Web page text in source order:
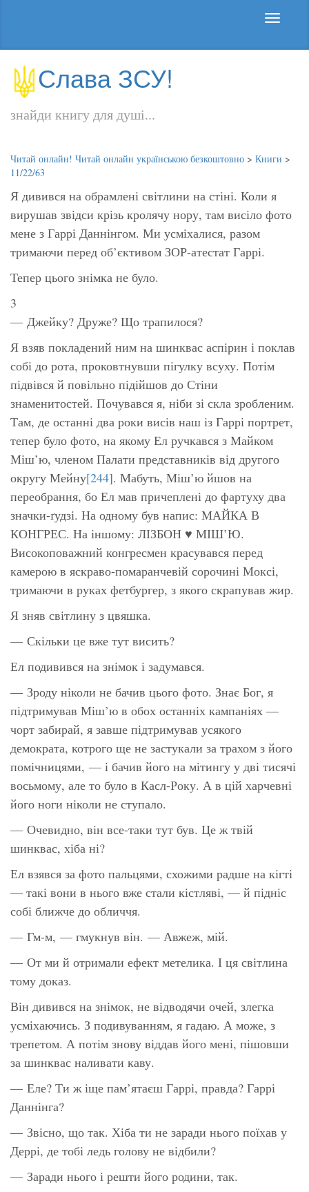
Слава ЗСУ!
знайди книгу для душі...
Читай онлайн! Читай онлайн українською безкоштовно > Книги >
11/22/63
Я дивився на обрамлені світлини на стіні. Коли я
вирушав звідси крізь кролячу нору, там висіло фото
мене з Гаррі Даннінгом. Ми усміхалися, разом
тримаючи перед об’єктивом ЗОР-атестат Гаррі.
Тепер цього знімка не було.
3
— Джейку? Друже? Що трапилося?
Я взяв покладений ним на шинквас аспірин і поклав
собі до рота, проковтнувши пігулку всуху. Потім
підвівся й повільно підійшов до Стіни
знаменитостей. Почувався я, ніби зі скла зробленим.
Там, де останні два роки висів наш із Гаррі портрет,
тепер було фото, на якому Ел ручкався з Майком
Міш’ю, членом Палати представників від другого
округу Мейну[244]. Мабуть, Міш’ю йшов на
переобрання, бо Ел мав причеплені до фартуху два
значки-ґудзі. На одному був напис: МАЙКА В
КОНГРЕС. На іншому: ЛІЗБОН ♥ МІШ’Ю.
Високоповажний конгресмен красувався перед
камерою в яскраво-помаранчевій сорочині Моксі,
тримаючи в руках фетбургер, з якого скрапував жир.
Я зняв світлину з цвяшка.
— Скільки це вже тут висить?
Ел подивився на знімок і задумався.
— Зроду ніколи не бачив цього фото. Знає Бог, я
підтримував Міш’ю в обох останніх кампаніях —
чорт забирай, я завше підтримував усякого
демократа, котрого ще не застукали за трахом з його
помічницями, — і бачив його на мітингу у дві тисячі
восьмому, але то було в Касл-Року. А в цій харчевні
його ноги ніколи не ступало.
— Очевидно, він все-таки тут був. Це ж твій
шинквас, хіба ні?
Ел взявся за фото пальцями, схожими радше на кігті
— такі вони в нього вже стали кістляві, — й підніс
собі ближче до обличчя.
— Гм-м, — гмукнув він. — Авжеж, мій.
— От ми й отримали ефект метелика. І ця світлина
тому доказ.
Він дивився на знімок, не відводячи очей, злегка
усміхаючись. З подивуванням, я гадаю. А може, з
трепетом. А потім знову віддав його мені, пішовши
за шинквас наливати каву.
— Еле? Ти ж іще пам’ятаєш Гаррі, правда? Гаррі
Даннінга?
— Звісно, що так. Хіба ти не заради нього поїхав у
Деррі, де тобі ледь голову не відбили?
— Заради нього і решти його родини, так.